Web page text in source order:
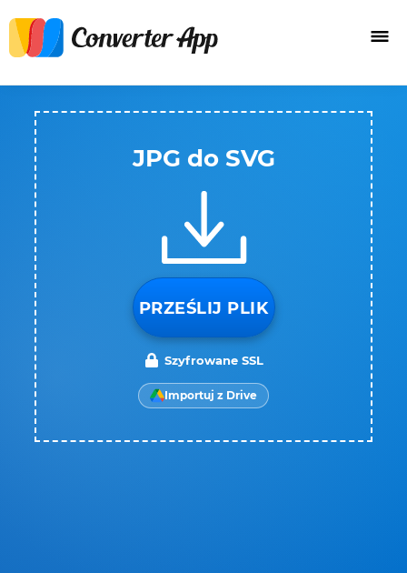
JPG do SVG
PRZEŚLIJ PLIK
Szyfrowane SSL
Importuj z Drive